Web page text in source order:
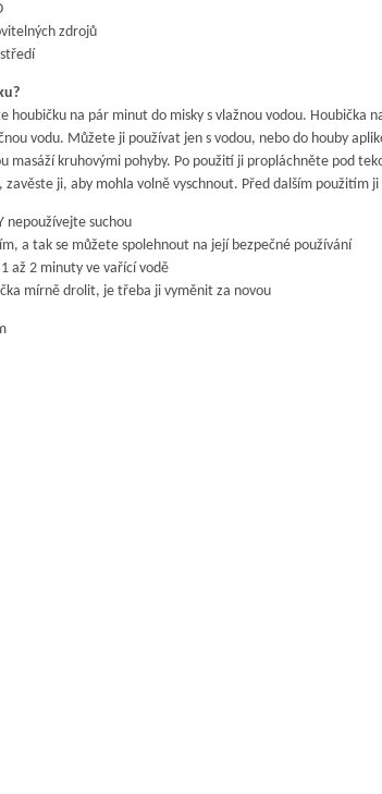
zdrojů
houbičku na pár minut do misky s vlažnou vodou. Houbička
vodu. Můžete ji používat jen s vodou, nebo do houby
masáží kruhovými pohyby. Po použití ji propláchněte pod
ji, aby mohla volně vyschnout. Před dalším použitím
nepoužívejte suchou
a tak se můžete spolehnout na její bezpečné používání
až 2 minuty ve vařící vodě
mírně drolit, je třeba ji vyměnit za novou